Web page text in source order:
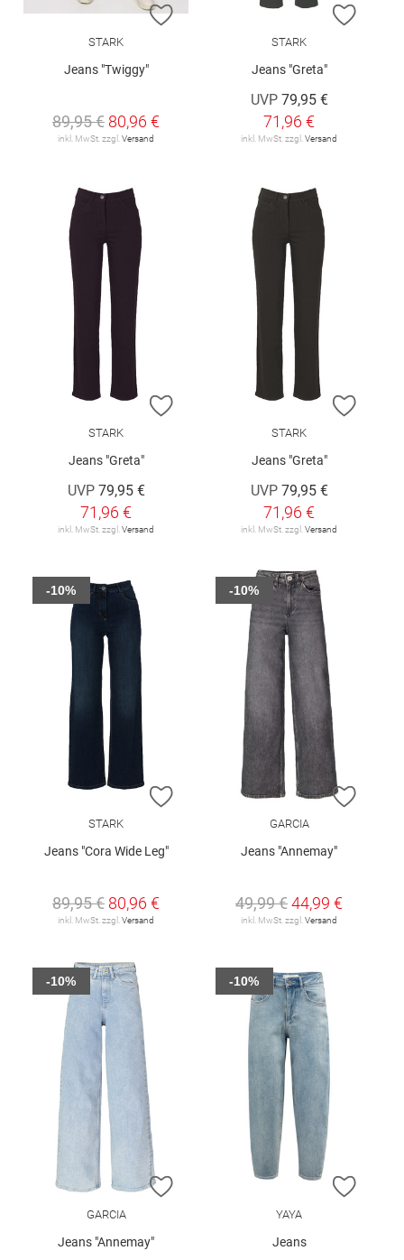
ZUR WUNSCHLISTE HINZUFÜGEN
STARK
Jeans "Twiggy"
89,95 € 80,96 €
inkl. MwSt. zzgl. Versand
ZUR
STARK
Jeans "Greta"
UVP 79,95 €
71,96 €
inkl. MwSt. zzgl. Versand
ZUR WUNSCHLISTE HINZUFÜGEN
STARK
Jeans "Greta"
UVP 79,95 €
71,96 €
inkl. MwSt. zzgl. Versand
ZUR
STARK
Jeans "Greta"
UVP 79,95 €
71,96 €
inkl. MwSt. zzgl. Versand
ZUR WUNSCHLISTE HINZUFÜGEN
STARK
Jeans "Cora Wide Leg"
89,95 € 80,96 €
inkl. MwSt. zzgl. Versand
-10%
ZUR
GARCIA
Jeans "Annemay"
49,99 €44,99 €
inkl. MwSt. zzgl. Versand
-10%
ZUR WUNSCHLISTE HINZUFÜGEN
GARCIA
Jeans "Annemay"
-10%
ZUR
YAYA
Jeans
-10%